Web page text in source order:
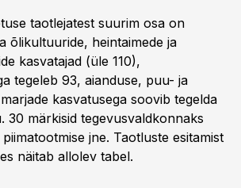
taotlejatest suurim osa on
õlikultuuride, heintaimede ja
kasvatajad (üle 110),
tegeleb 93, aianduse, puu- ja
kasvatusega soovib tegelda
30 märkisid tegevusvaldkonnaks
jne. Taotluste esitamist
näitab allolev tabel.